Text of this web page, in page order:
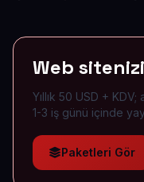
Web
Yıllık 50 USD +
1-3 iş günü içinde
Paketleri Gör